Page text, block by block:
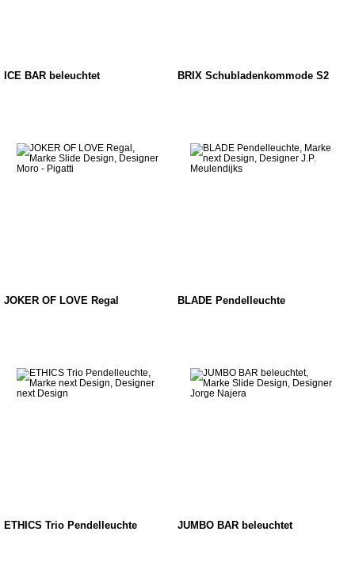
ICE BAR beleuchtet BRIX Schubladenkommode S2
JOKER OF LOVE Regal BLADE Pendelleuchte
ETHICS Trio Pendelleuchte JUMBO BAR beleuchtet